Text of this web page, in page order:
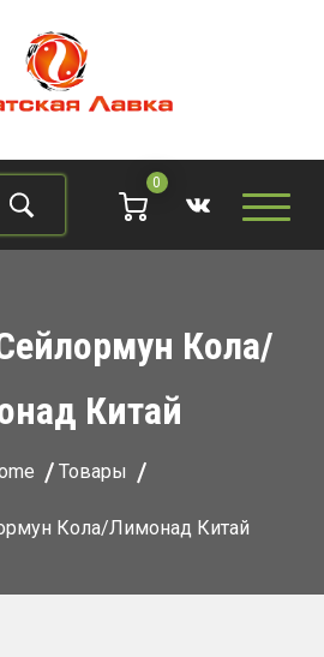
стран
0
Кола/
Китай
Товары
Кола/Лимонад Китай